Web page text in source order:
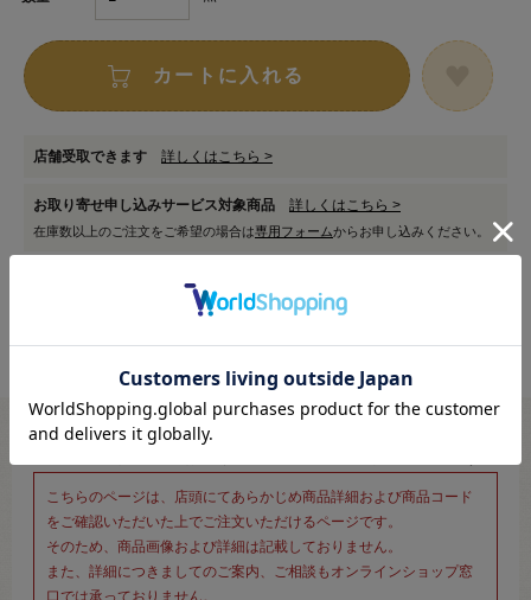
カートに入れる
店舗受取できます 詳しくはこちら >
お取り寄せ申し込みサービス対象商品 詳しくはこちら >
在庫数以上のご注文をご希望の場合は専用フォームからお申し込みください。
こちらのページは、店頭にてあらかじめ商品詳細および商品コード
をご確認いただいた上でご注文いただけるページです。
そのため、商品画像および詳細は記載しておりません。
また、詳細につきましてのご案内、ご相談もオンラインショップ窓
口では承っておりません。